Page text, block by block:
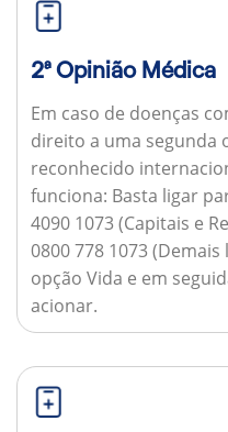
2ª Opinião Médica
Em caso de doenças
direito a uma segunda
reconhecido
funciona: Basta ligar
4090 1073 (Capitais e
0800 778 1073
opção Vida e em
acionar.